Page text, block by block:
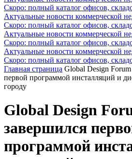
Скоро: полный каталог офисов,
Актуальные новости коммерческой
Скоро: полный каталог офисов,
Актуальные новости коммерческой
Скоро: полный каталог офисов,
Актуальные новости коммерческой
Скоро: полный каталог офисов,
Главная страница Global Design
первой программой инсталляций и
городу
Global Design
завершился
программой